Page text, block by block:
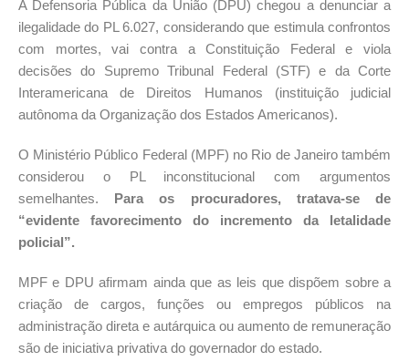
A Defensoria Pública da União (DPU) chegou a denunciar a
ilegalidade do PL 6.027, considerando que estimula confrontos
com mortes, vai contra a Constituição Federal e viola
decisões do Supremo Tribunal Federal (STF) e da Corte
Interamericana de Direitos Humanos (instituição judicial
autônoma da Organização dos Estados Americanos).
O Ministério Público Federal (MPF) no Rio de Janeiro também
considerou o PL inconstitucional com argumentos
semelhantes.
Para os procuradores, tratava-se de
“evidente favorecimento do incremento da letalidade
policial”.
MPF e DPU afirmam ainda que as leis que dispõem sobre a
criação de cargos, funções ou empregos públicos na
administração direta e autárquica ou aumento de remuneração
são de iniciativa privativa do governador do estado.